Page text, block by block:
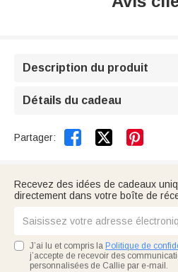
Description du produit
Détails du cadeau
Partager:  
Recevez des idées de cadeaux
directement dans votre boîte de
J’ai lu et compris la Politique de
j’accepte de recevoir des
personnalisées de Callie par e-mail.